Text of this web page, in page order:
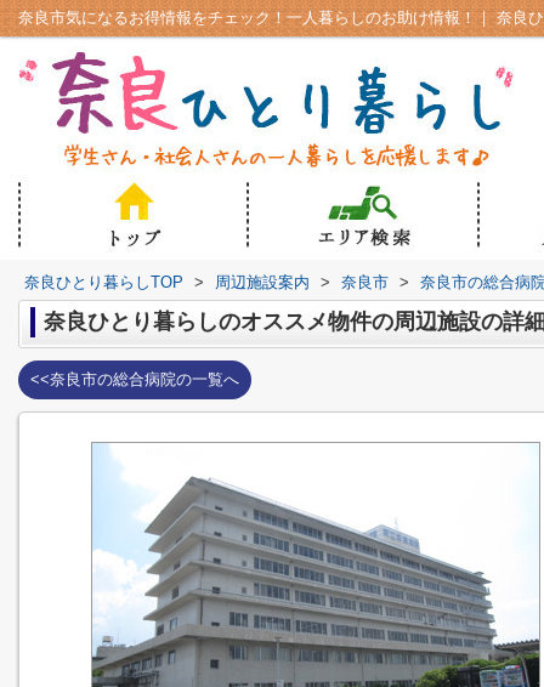
奈良ひとり暮らしTOP > 周辺施設案内 > 奈良市 > 奈良市の総合病
奈良ひとり暮らしのオススメ物件の周辺施設の詳
<<奈良市の総合病院の一覧へ